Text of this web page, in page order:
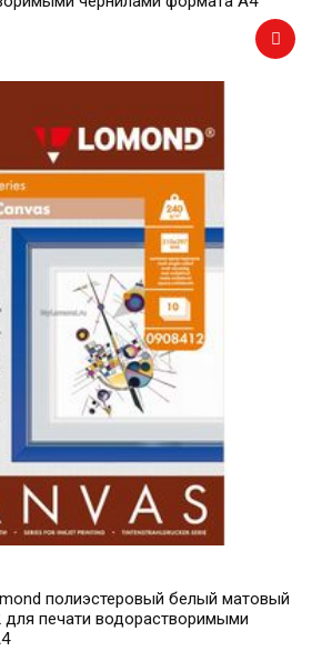
полиэстеровый белый матовый
печати водорастворимыми